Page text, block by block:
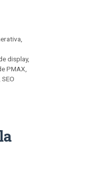
display,
PMAX
SEO